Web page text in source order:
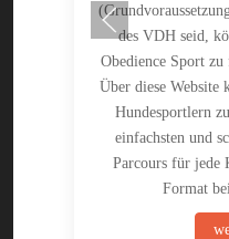
des VDH seid,
Obedience Sport zu
Über diese Website
Hundesportlern
einfachsten und
Parcours für jede
Format